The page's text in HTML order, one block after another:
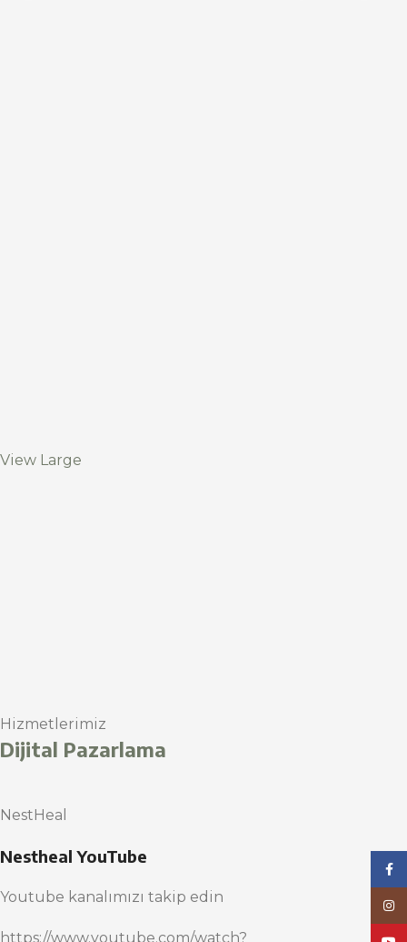
View Large
Hizmetlerimiz
Dijital Pazarlama
NestHeal
Nestheal YouTube
Youtube kanalımızı takip edin
https://www.youtube.com/watch?